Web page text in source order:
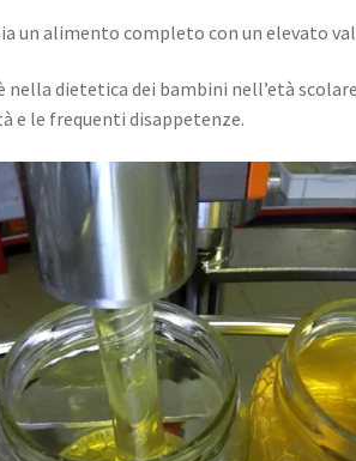
un alimento completo con un elevato
nella dietetica dei bambini nell’età
e le frequenti disappetenze.